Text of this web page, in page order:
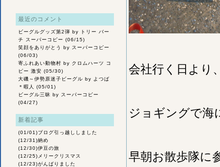
最近のコメント
ビーグルグッズ第2弾 by トリー バー
チ スーパーコピー (06/15)
笑顔をありがとう
by スーパーコピー
(06/03)
寄ふれあい動物村 by クロムハーツ コ
ピー 激安 (05/30)
大磯～伊勢原迷子ビーグル by よつば
＊暇人 (05/01)
ビーグル三昧 by スーパーコピー
(04/27)
新着記事
(01/01)ブログ引っ越ししました
(12/31)納め
(12/30)伊豆の旅
(12/25) メリークリスマス
(12/23)がんばりました
会社行く日より
ジョギングで海
早朝お散歩隊に